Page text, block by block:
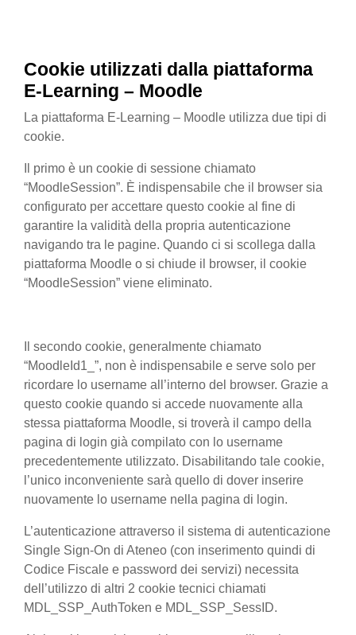
Cookie utilizzati dalla piattaforma
E-Learning – Moodle
La piattaforma E-Learning – Moodle utilizza due tipi di
cookie.
Il primo è un cookie di sessione chiamato
“MoodleSession”. È indispensabile che il browser sia
configurato per accettare questo cookie al fine di
garantire la validità della propria autenticazione
navigando tra le pagine. Quando ci si scollega dalla
piattaforma Moodle o si chiude il browser, il cookie
“MoodleSession” viene eliminato.
Il secondo cookie, generalmente chiamato
“MoodleId1_”, non è indispensabile e serve solo per
ricordare lo username all’interno del browser. Grazie a
questo cookie quando si accede nuovamente alla
stessa piattaforma Moodle, si troverà il campo della
pagina di login già compilato con lo username
precedentemente utilizzato. Disabilitando tale cookie,
l’unico inconveniente sarà quello di dover inserire
nuovamente lo username nella pagina di login.
L’autenticazione attraverso il sistema di autenticazione
Single Sign-On di Ateneo (con inserimento quindi di
Codice Fiscale e password dei servizi) necessita
dell’utilizzo di altri 2 cookie tecnici chiamati
MDL_SSP_AuthToken e MDL_SSP_SessID.